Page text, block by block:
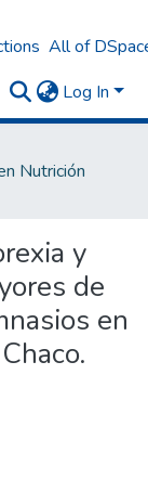
All of
Log In
Nutrición
y
de
en